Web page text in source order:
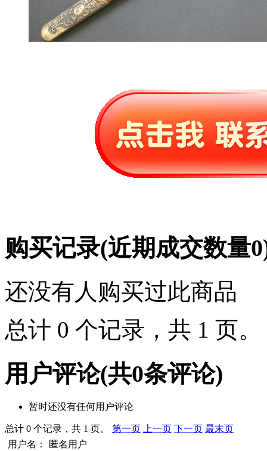
购买记录(近期成交数量0
还没有人购买过此商品
总计 0 个记录，共 1 页。
用户评论(共0条评论)
暂时还没有任何用户评论
总计 0 个记录，共 1 页。 第一页 上一页 下一页 最末页
用户名：
匿名用户